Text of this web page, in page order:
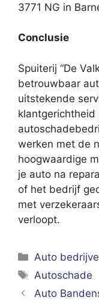
3771 NG in
Conclusie
Spuiterij “De
betrouwbaar
uitstekende
klantgerichtheid
werken met de
hoogwaardige
je auto na
of het bedrijf
met
verloopt.
Categorieën
Auto
Tags
Autoschade
Auto